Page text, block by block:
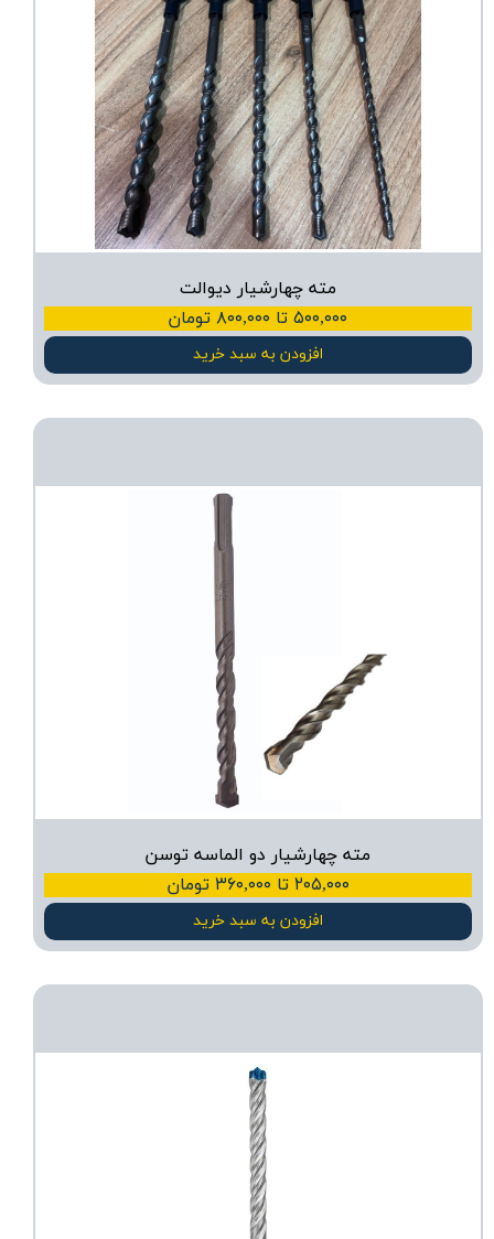
مته چهارشیار دیوالت
۵۰۰,۰۰۰ تا ۸۰۰,۰۰۰ تومان
افزودن به سبد خرید
مته چهارشیار دو الماسه توسن
۲۰۵,۰۰۰ تا ۳۶۰,۰۰۰ تومان
افزودن به سبد خرید